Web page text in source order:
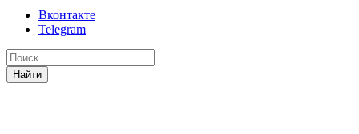
Вконтакте
Telegram
Найти